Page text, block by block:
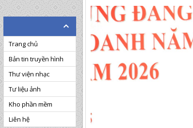
Trang chủ
Bản tin truyền hình
Thư viện nhạc
Tư liệu ảnh
Kho phần mềm
Liên hệ